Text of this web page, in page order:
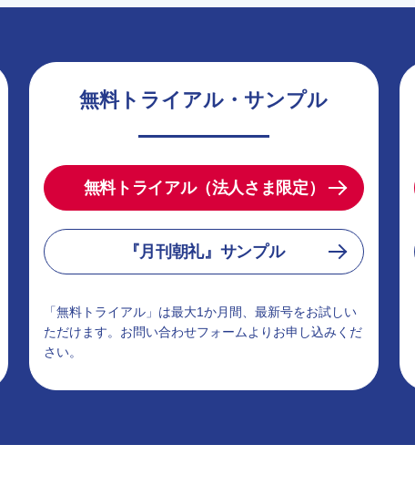
無料トライアル・サンプル
無料トライアル（法人さま限定）
『月刊朝礼』サンプル
「無料トライアル」は最大1か月間、最新号をお試しい
ただけます。お問い合わせフォームよりお申し込みくだ
さい。